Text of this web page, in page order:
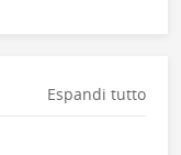
Espandi tutto